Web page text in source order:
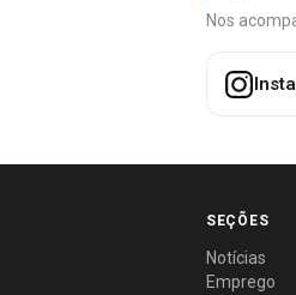
Nos
SEÇÕES
Notícias
Emprego